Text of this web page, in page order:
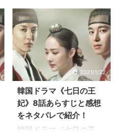
人が続出のドラマです！
韓国ドラマ《七日の王
妃》12話のあらすじ 11話
では… ヨクとチェギョン
の婚姻を政治に利用しよ
うとする大臣たちや大
妃。 何も知らないチェギ
ョンに燕山君は、ヨクが
謀反を企まないように見
張るようにと ...
妃》10話のあらすじを感
想を交えながらお伝えし
ています。 パク・ミニョ
ン、ヨン・ウジン、イ・
ドンゴン共演の王宮ロマ
ンス大作《七日の王妃》
は、実話をモチーフに、
2人の王に愛され7日間だ
け王妃の座につき、廃妃
された女性の悲恋を描い
2021/1/22
韓国ドラマ《七日の王
妃》8話あらすじと感想
をネタバレで紹介！
韓国ドラマ《七日の王